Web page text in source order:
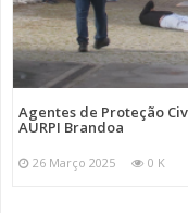
Agentes de Proteção
AURPI Brandoa
26 Março 2025 0 K